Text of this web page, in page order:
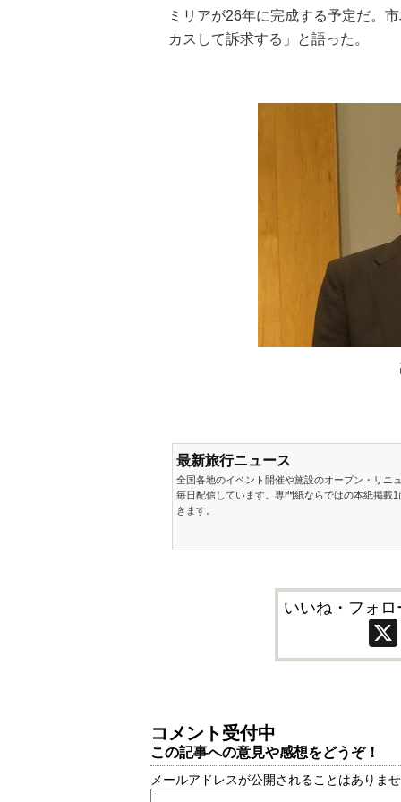
ミリアが26年に完成する予定だ。
カスして訴求する」と語った。
最新旅行ニュース
全国各地のイベント開催や施設のオープン・リニ
毎日配信しています。専門紙ならではの本紙掲載
きます。
いいね・フォ
コメント受付中
この記事への意見や感想をどうぞ！
メールアドレスが公開されることはありま